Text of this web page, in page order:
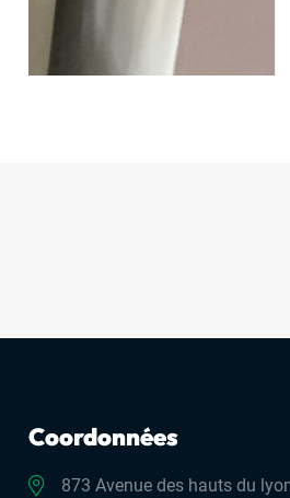
Coordonnées
873 Avenue des hauts du